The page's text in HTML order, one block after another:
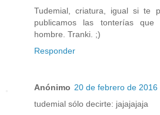
Tudemial, criatura, igual si te
publicamos las tonterías
hombre. Tranki. ;)
Responder
Anónimo 20 de febrero de 2016
tudemial sólo decirte: jajajajaja